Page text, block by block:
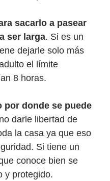
sacarlo a pasear
ser larga. Si es un
dejarle solo más
el límite
8 horas.
por donde se puede
darle libertad de
la casa ya que eso
Si tiene un
conoce bien se
y protegido.